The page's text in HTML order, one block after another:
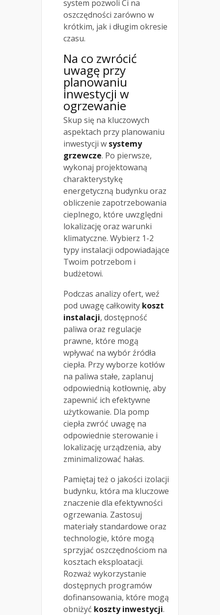
system pozwoli Ci na
oszczędności zarówno w
krótkim, jak i długim okresie
czasu.
Na co zwrócić
uwagę przy
planowaniu
inwestycji w
ogrzewanie
Skup się na kluczowych
aspektach przy planowaniu
inwestycji w systemy
grzewcze. Po pierwsze,
wykonaj projektowaną
charakterystykę
energetyczną budynku oraz
obliczenie zapotrzebowania
cieplnego, które uwzględni
lokalizację oraz warunki
klimatyczne. Wybierz 1-2
typy instalacji odpowiadające
Twoim potrzebom i
budżetowi.
Podczas analizy ofert, weź
pod uwagę całkowity koszt
instalacji, dostępność
paliwa oraz regulacje
prawne, które mogą
wpływać na wybór źródła
ciepła. Przy wyborze kotłów
na paliwa stałe, zaplanuj
odpowiednią kotłownię, aby
zapewnić ich efektywne
użytkowanie. Dla pomp
ciepła zwróć uwagę na
odpowiednie sterowanie i
lokalizację urządzenia, aby
zminimalizować hałas.
Pamiętaj też o jakości izolacji
budynku, która ma kluczowe
znaczenie dla efektywności
ogrzewania. Zastosuj
materiały standardowe oraz
technologie, które mogą
sprzyjać oszczędnościom na
kosztach eksploatacji.
Rozważ wykorzystanie
dostępnych programów
dofinansowania, które mogą
obniżyć koszty inwestycji.